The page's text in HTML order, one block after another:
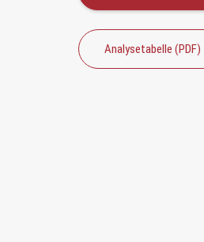
Analysetabelle (PDF)